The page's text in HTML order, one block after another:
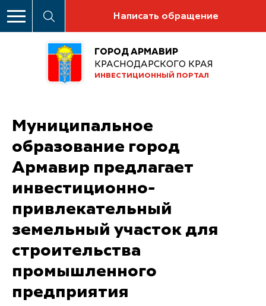
Написать обращение
ГОРОД АРМАВИР
КРАСНОДАРСКОГО КРАЯ
ИНВЕСТИЦИОННЫЙ ПОРТАЛ
Муниципальное
образование город
Армавир предлагает
инвестиционно-
привлекательный
земельный участок для
строительства
промышленного
предприятия